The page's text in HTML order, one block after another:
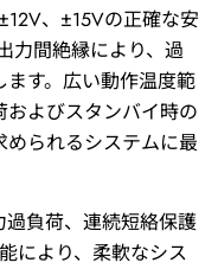
、±15Vの正確な安
力間絶縁により、過
す。広い動作温度範
よびスタンバイ時の
られるシステムに最
負荷、連続短絡保護
により、柔軟なシス